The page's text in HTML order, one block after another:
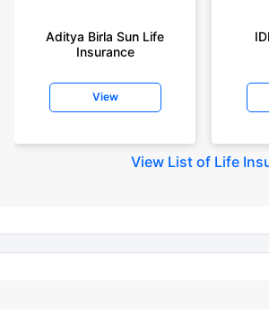
years of age, rounded off to nearest 10
insurance for an 18 year-old male, non-smoker,
diseases, cover upto 30 years of age rounded off
old male, non-smoker, with no pre-existing
+Rs. 15/day is starting price for a 75 lakhs term life
Aditya Birla Sun Life
Insurance
View
View List of Life